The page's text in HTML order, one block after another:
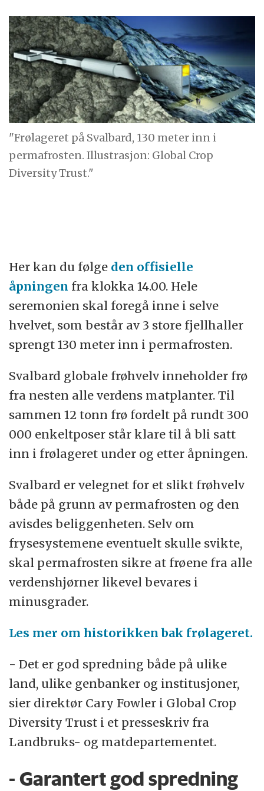
"Frølageret på Svalbard, 130 meter inn i
permafrosten. Illustrasjon: Global Crop
Diversity Trust."
Her kan du følge den offisielle
åpningen fra klokka 14.00. Hele
seremonien skal foregå inne i selve
hvelvet, som består av 3 store fjellhaller
sprengt 130 meter inn i permafrosten.
Svalbard globale frøhvelv inneholder frø
fra nesten alle verdens matplanter. Til
sammen 12 tonn frø fordelt på rundt 300
000 enkeltposer står klare til å bli satt
inn i frølageret under og etter åpningen.
Svalbard er velegnet for et slikt frøhvelv
både på grunn av permafrosten og den
avisdes beliggenheten. Selv om
frysesystemene eventuelt skulle svikte,
skal permafrosten sikre at frøene fra alle
verdenshjørner likevel bevares i
minusgrader.
Les mer om historikken bak frølageret.
- Det er god spredning både på ulike
land, ulike genbanker og institusjoner,
sier direktør Cary Fowler i Global Crop
Diversity Trust i et presseskriv fra
Landbruks- og matdepartementet.
- Garantert god spredning